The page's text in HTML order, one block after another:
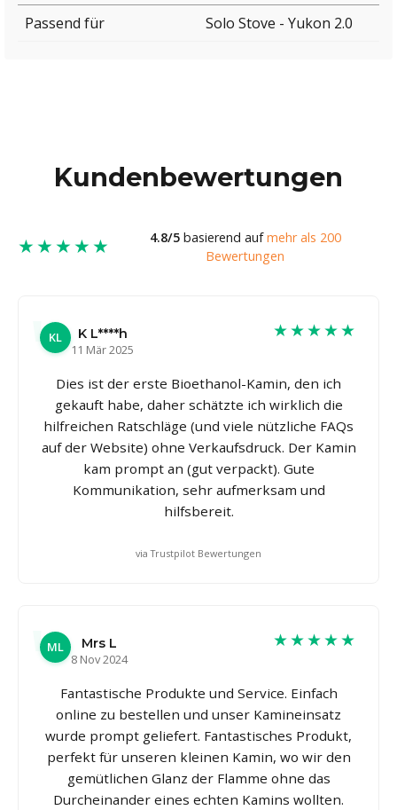
Passend für Solo Stove - Yukon 2.0
Kundenbewertungen
★★★★★ 4.8/5basierend aufmehr als 200
Bewertungen
KL
K L****h
11 Mär 2025
★★★★★
Dies ist der erste Bioethanol-Kamin, den ich
gekauft habe, daher schätzte ich wirklich die
hilfreichen Ratschläge (und viele nützliche FAQs
auf der Website) ohne Verkaufsdruck. Der Kamin
kam prompt an (gut verpackt). Gute
Kommunikation, sehr aufmerksam und
hilfsbereit.
via Trustpilot Bewertungen
ML
Mrs L
8 Nov 2024
★★★★★
Fantastische Produkte und Service. Einfach
online zu bestellen und unser Kamineinsatz
wurde prompt geliefert. Fantastisches Produkt,
perfekt für unseren kleinen Kamin, wo wir den
gemütlichen Glanz der Flamme ohne das
Durcheinander eines echten Kamins wollten.